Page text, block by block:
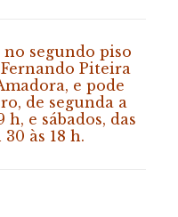
segundo piso
Piteira
e pode
de segunda a
h, e sábados, das
30 às 18 h.